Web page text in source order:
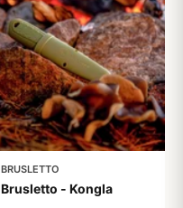
BRUSLETTO
Brusletto - Kongla